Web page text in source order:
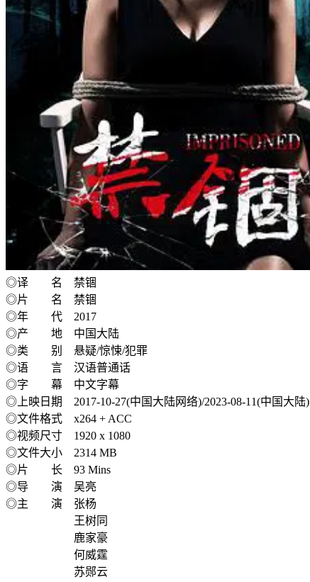
◎译 名 禁锢
◎片 名 禁锢
◎年 代 2017
◎产 地 中国大陆
◎类 别 悬疑/惊悚/犯罪
◎语 言 汉语普通话
◎字 幕 中文字幕
◎上映日期 2017-10-27(中国大陆网络)/2023-08-11(中国大陆)
◎文件格式 x264 + ACC
◎视频尺寸 1920 x 1080
◎文件大小 2314 MB
◎片 长 93 Mins
◎导 演 吴亮
◎主 演 张杨
王树同
鹿家豪
何威霆
苏郧云